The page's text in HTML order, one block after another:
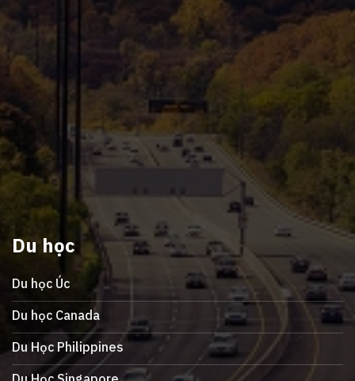
Du học
Du học Úc
Du học Canada
Du Học Philippines